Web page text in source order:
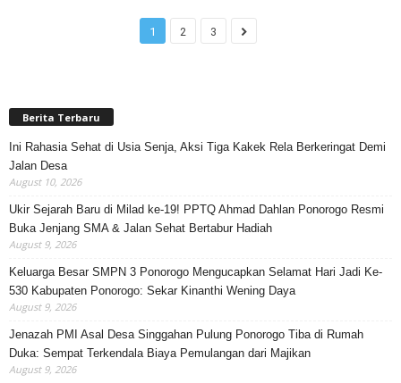
1 2 3
Berita Terbaru
Ini Rahasia Sehat di Usia Senja, Aksi Tiga Kakek Rela Berkeringat Demi
Jalan Desa
August 10, 2026
Ukir Sejarah Baru di Milad ke-19! PPTQ Ahmad Dahlan Ponorogo Resmi
Buka Jenjang SMA & Jalan Sehat Bertabur Hadiah
August 9, 2026
Keluarga Besar SMPN 3 Ponorogo Mengucapkan Selamat Hari Jadi Ke-
530 Kabupaten Ponorogo: Sekar Kinanthi Wening Daya
August 9, 2026
Jenazah PMI Asal Desa Singgahan Pulung Ponorogo Tiba di Rumah
Duka: Sempat Terkendala Biaya Pemulangan dari Majikan
August 9, 2026